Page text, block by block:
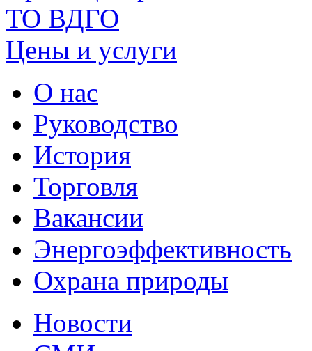
TO ВДГО
Цены и услуги
О нас
Руководство
История
Торговля
Вакансии
Энергоэффективность
Охрана природы
Новости